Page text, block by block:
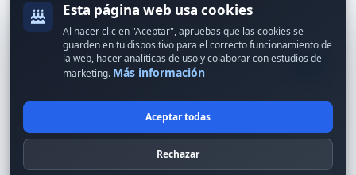
Recibe ofertas exclusivas y novedades.
© 2024 Erson Tecnología. Todos los derechos reservados.
Política de privacidad
Esta página web usa cookies
Al hacer clic en "Aceptar", apruebas que las cookies se
guarden en tu dispositivo para el correcto funcionamiento de
la web, hacer analíticas de uso y colaborar con estudios de
marketing. Más información
Aceptar todas
Rechazar